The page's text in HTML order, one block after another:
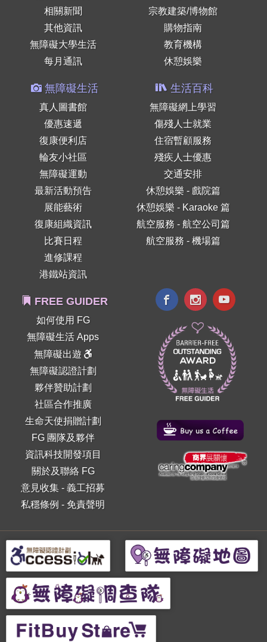
相關新聞
其他資訊
無障礙大學生活
每月通訊
宗教建築/博物館
購物指南
教育機構
休憩娛樂
無障礙生活
真人圖書館
優惠速遞
復康便利店
輪友小社區
無障礙運動
最新活動預告
展能藝術
復康組織資訊
比賽日程
進修課程
港鐵站資訊
生活百科
無障礙網上學習
傷殘人士就業
住宿暫顧服務
殘疾人士優惠
交通安排
休憩娛樂 - 戲院篇
休憩娛樂 - Karaoke 篇
航空服務 - 航空公司篇
航空服務 - 機場篇
FREE GUIDER
如何使用 FG
無障礙生活 Apps
無障礙出遊
無障礙認證計劃
夥伴贊助計劃
社區合作推廣
生命天使捐贈計劃
FG 團隊及夥伴
資訊科技開發項目
關於及聯絡 FG
意見收集 -義工招募
私穩條例 - 免責聲明